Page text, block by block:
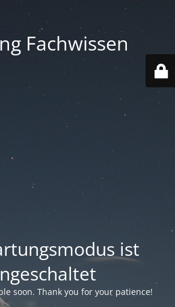
Fachwissen
ist
soon. Thank you for your patience!